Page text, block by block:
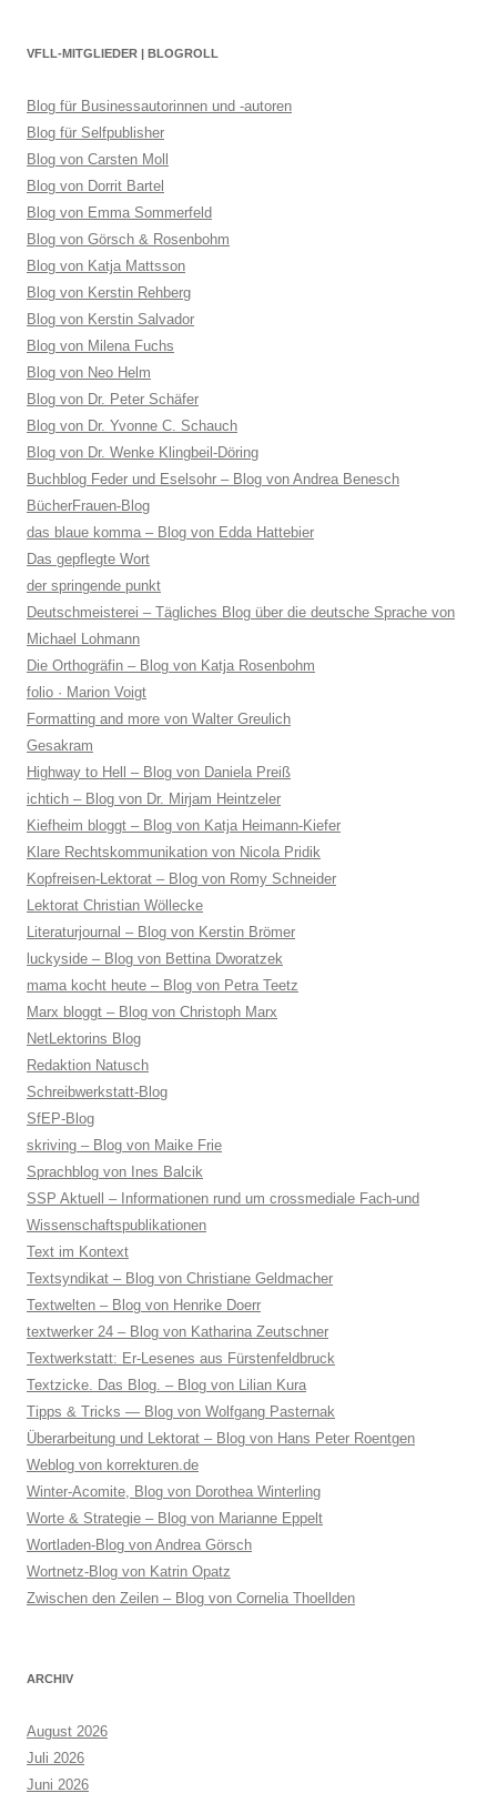
VFLL-MITGLIEDER | BLOGROLL
Blog für Businessautorinnen und -autoren
Blog für Selfpublisher
Blog von Carsten Moll
Blog von Dorrit Bartel
Blog von Emma Sommerfeld
Blog von Görsch & Rosenbohm
Blog von Katja Mattsson
Blog von Kerstin Rehberg
Blog von Kerstin Salvador
Blog von Milena Fuchs
Blog von Neo Helm
Blog von Dr. Peter Schäfer
Blog von Dr. Yvonne C. Schauch
Blog von Dr. Wenke Klingbeil-Döring
Buchblog Feder und Eselsohr – Blog von Andrea Benesch
BücherFrauen-Blog
das blaue komma – Blog von Edda Hattebier
Das gepflegte Wort
der springende punkt
Deutschmeisterei – Tägliches Blog über die deutsche Sprache von
Michael Lohmann
Die Orthogräfin – Blog von Katja Rosenbohm
folio · Marion Voigt
Formatting and more von Walter Greulich
Gesakram
Highway to Hell – Blog von Daniela Preiß
ichtich – Blog von Dr. Mirjam Heintzeler
Kiefheim bloggt – Blog von Katja Heimann-Kiefer
Klare Rechtskommunikation von Nicola Pridik
Kopfreisen-Lektorat – Blog von Romy Schneider
Lektorat Christian Wöllecke
Literaturjournal – Blog von Kerstin Brömer
luckyside – Blog von Bettina Dworatzek
mama kocht heute – Blog von Petra Teetz
Marx bloggt – Blog von Christoph Marx
NetLektorins Blog
Redaktion Natusch
Schreibwerkstatt-Blog
SfEP-Blog
skriving – Blog von Maike Frie
Sprachblog von Ines Balcik
SSP Aktuell – Informationen rund um crossmediale Fach-und
Wissenschaftspublikationen
Text im Kontext
Textsyndikat – Blog von Christiane Geldmacher
Textwelten – Blog von Henrike Doerr
textwerker 24 – Blog von Katharina Zeutschner
Textwerkstatt: Er-Lesenes aus Fürstenfeldbruck
Textzicke. Das Blog. – Blog von Lilian Kura
Tipps & Tricks — Blog von Wolfgang Pasternak
Überarbeitung und Lektorat – Blog von Hans Peter Roentgen
Weblog von korrekturen.de
Winter-Acomite, Blog von Dorothea Winterling
Worte & Strategie – Blog von Marianne Eppelt
Wortladen-Blog von Andrea Görsch
Wortnetz-Blog von Katrin Opatz
Zwischen den Zeilen – Blog von Cornelia Thoellden
ARCHIV
August 2026
Juli 2026
Juni 2026